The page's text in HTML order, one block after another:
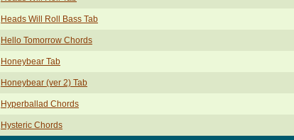
Heads Will Roll Bass Tab
Hello Tomorrow Chords
Honeybear Tab
Honeybear (ver 2) Tab
Hyperballad Chords
Hysteric Chords